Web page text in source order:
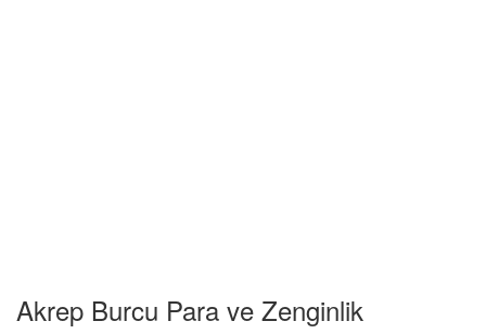
Akrep Burcu Para ve Zenginlik